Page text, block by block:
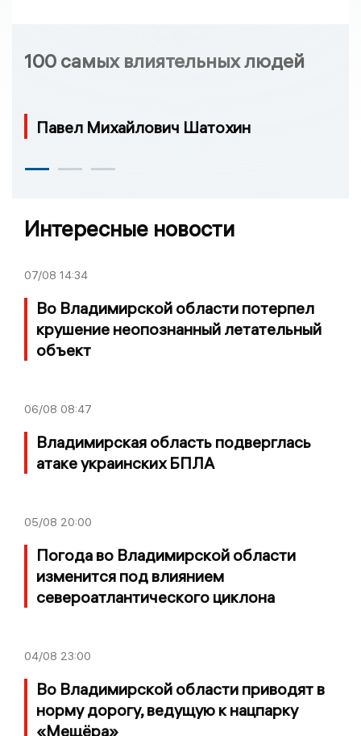
100 самых влиятельных людей
Павел Михайлович Шатохин
Интересные новости
07/08 14:34
Во Владимирской области потерпел
крушение неопознанный летательный
объект
06/08 08:47
Владимирская область подверглась
атаке украинских БПЛА
05/08 20:00
Погода во Владимирской области
изменится под влиянием
североатлантического циклона
04/08 23:00
Во Владимирской области приводят в
норму дорогу, ведущую к нацпарку
«Мещёра»